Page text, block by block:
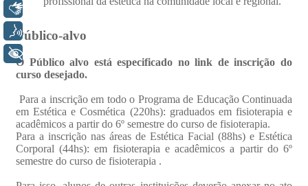
Libras
Voz